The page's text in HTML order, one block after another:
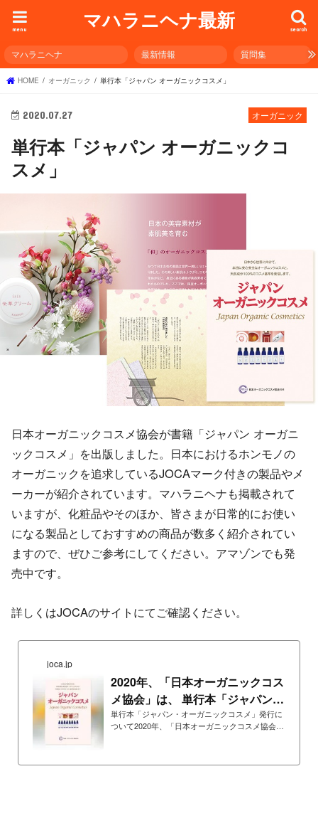
マハラニヘナ最新 search
menu
マハラニヘナ 最新情報 質問集
HOME オーガニック 単行本「ジャパン オーガニックコスメ」
オーガニック
2020.07.27
単行本「ジャパン オーガニックコ
スメ」
日本オーガニックコスメ協会が書籍「ジャパン オーガニ
ックコスメ」を出版しました。日本におけるホンモノの
オーガニックを追求しているJOCAマーク付きの製品やメ
ーカーが紹介されています。マハラニヘナも掲載されて
いますが、化粧品やそのほか、皆さまが日常的にお使い
になる製品としておすすめの商品が数多く紹介されてい
ますので、ぜひご参考にしてください。アマゾンでも発
売中です。
詳しくはJOCAのサイトにてご確認ください。
joca.jp
2020年、「日本オーガニックコス
メ協会」は、 単行本「ジャパン・
オーガニックコス...
単行本「ジャパン・オーガニックコスメ」発行に
ついて2020年、「日本オーガニックコスメ協会」